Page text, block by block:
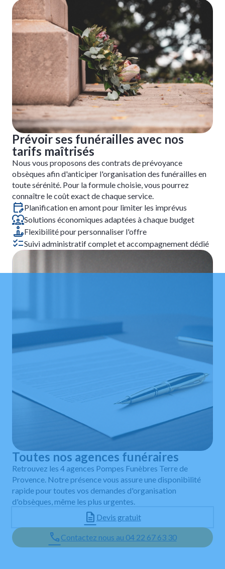
Prévoir ses funérailles avec nos
tarifs maîtrisés
Nous vous proposons des contrats de prévoyance
obsèques afin d'anticiper l'organisation des funérailles en
toute sérénité. Pour la formule choisie, vous pourrez
connaître le coût exact de chaque service.
Planification en amont pour limiter les imprévus
Solutions économiques adaptées à chaque budget
Flexibilité pour personnaliser l'offre
Suivi administratif complet et accompagnement dédié
Toutes nos agences funéraires
Retrouvez les 4 agences Pompes Funèbres Terre de
Provence. Notre présence vous assure une disponibilité
rapide pour toutes vos demandes d'organisation
d'obsèques, même les plus urgentes.
Devis gratuit
Contactez nous au 04 22 67 63 30
Leaflet